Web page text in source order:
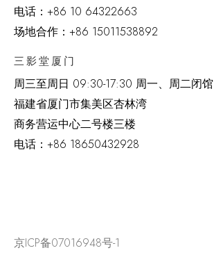
电话： +86 10 64322663
场地合作：+86 15011538892
三影堂厦门
周三至周日 09:30-17:30 周一、周二闭馆
福建省厦门市集美区杏林湾
商务营运中心二号楼三楼
电话： +86 18650432928
京ICP备07016948号-1